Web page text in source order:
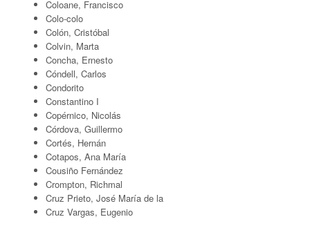
Coloane, Francisco
Colo-colo
Colón, Cristóbal
Colvin, Marta
Concha, Ernesto
Cóndell, Carlos
Condorito
Constantino I
Copérnico, Nicolás
Córdova, Guillermo
Cortés, Hernán
Cotapos, Ana María
Cousiño Fernández
Crompton, Richmal
Cruz Prieto, José María de la
Cruz Vargas, Eugenio